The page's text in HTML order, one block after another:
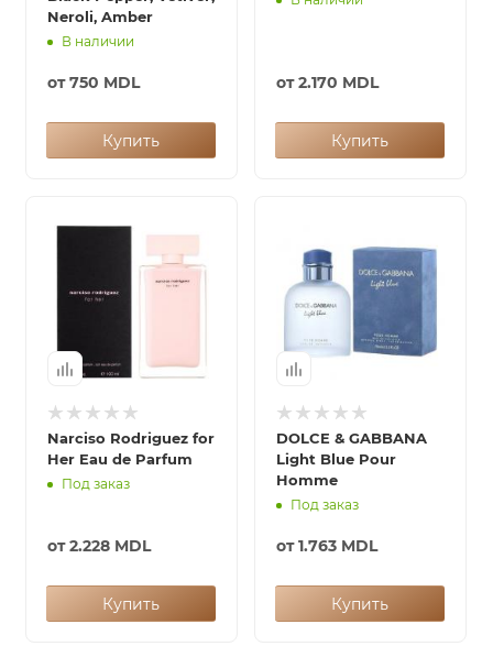
Neroli, Amber
В наличии
от750 MDL
Купить
от2.170 MDL
Купить
Narciso Rodriguez for
Her Eau de Parfum
Под заказ
от2.228 MDL
Купить
DOLCE & GABBANA
Light Blue Pour
Homme
Под заказ
от1.763 MDL
Купить